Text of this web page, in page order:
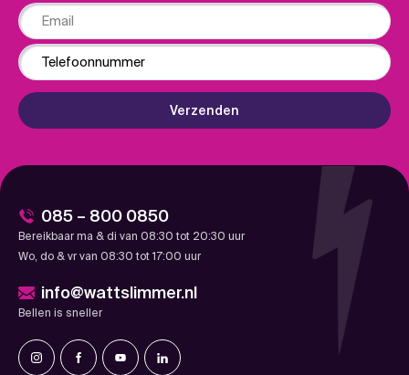
Email
Phone
Verzenden
085 – 800 0850
Bereikbaar ma & di van 08:30 tot 20:30 uur
Wo, do & vr van 08:30 tot 17:00 uur
info@wattslimmer.nl
Bellen is sneller